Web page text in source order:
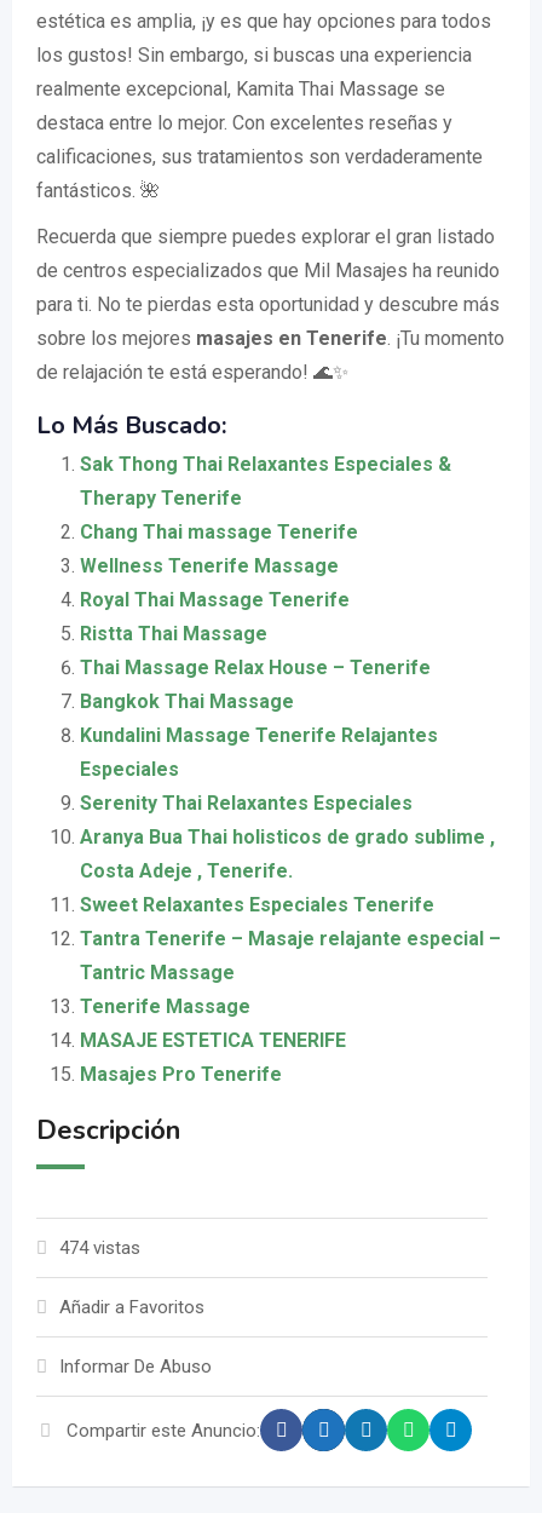
estética es amplia, ¡y es que hay opciones para todos
los gustos! Sin embargo, si buscas una experiencia
realmente excepcional, Kamita Thai Massage se
destaca entre lo mejor. Con excelentes reseñas y
calificaciones, sus tratamientos son verdaderamente
fantásticos. 🌺
Recuerda que siempre puedes explorar el gran listado
de centros especializados que Mil Masajes ha reunido
para ti. No te pierdas esta oportunidad y descubre más
sobre los mejores masajes en Tenerife. ¡Tu momento
de relajación te está esperando! 🌊✨
Lo Más Buscado:
Sak Thong Thai Relaxantes Especiales &
Therapy Tenerife
Chang Thai massage Tenerife
Wellness Tenerife Massage
Royal Thai Massage Tenerife
Ristta Thai Massage
Thai Massage Relax House – Tenerife
Bangkok Thai Massage
Kundalini Massage Tenerife Relajantes
Especiales
Serenity Thai Relaxantes Especiales
Aranya Bua Thai holisticos de grado sublime ,
Costa Adeje , Tenerife.
Sweet Relaxantes Especiales Tenerife
Tantra Tenerife – Masaje relajante especial –
Tantric Massage
Tenerife Massage
MASAJE ESTETICA TENERIFE
Masajes Pro Tenerife
Descripción
474 vistas
Añadir a Favoritos
Informar De Abuso
Compartir este Anuncio: